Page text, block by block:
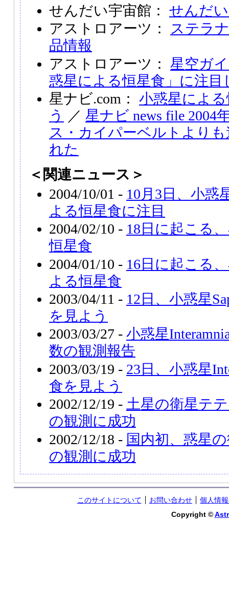
せんだい宇宙館： せんだ
アストロアーツ： ステラ
品情報
アストロアーツ： 星空ガ
惑星による恒星食」に注目
星ナビ.com： 小惑星によ
う
／ 星ナビ news file 2004
ス・カイパーベルトより
れた
＜関連ニュース＞
2004/10/01 - 10月3日、小惑
よる恒星食に注目
2004/02/10 - 18日に起こる
恒星食
2004/01/10 - 16日に起こる
よる恒星食
2003/04/11 - 12日、小惑星
を見よう
2003/03/27 - 小惑星
数の観測報告
2003/03/19 - 23日、小惑星
食を見よう
2002/12/19 - 土星の衛星テ
の観測に成功
2002/12/18 - 国内初、惑星
の観測に成功
このサイトについて お問い合わせ
個人情
Copyright ©